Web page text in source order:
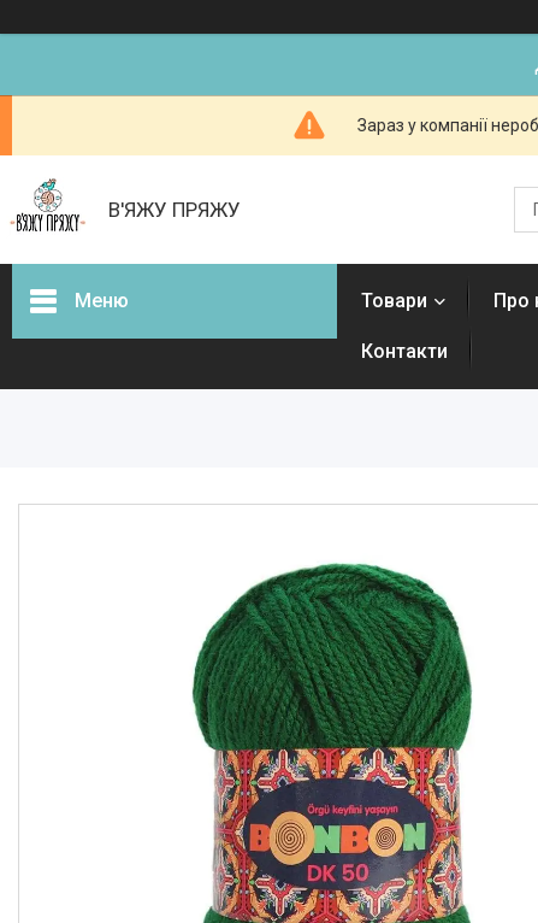
Зараз у компанії
В'ЯЖУ ПРЯЖУ
Меню Товари Про
Контакти